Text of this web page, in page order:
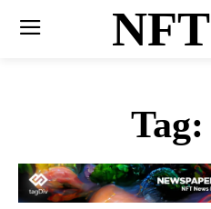
NFT
Tag: